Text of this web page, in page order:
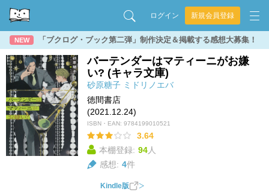
ログイン 新規会員登録
NEW 「ブクログ・ブック第二弾」制作決定＆掲載する感想大募集！
バーテンダーはマティーニがお嫌
い? (キャラ文庫)
砂原糖子 ミドリノエバ
徳間書店
(2021.12.24)
ISBN・EAN: 9784199010521
3.64
本棚登録: 94人
感想: 4件
Kindle版